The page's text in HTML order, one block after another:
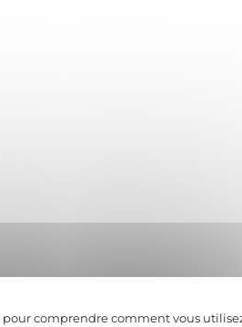
pour comprendre comment vous